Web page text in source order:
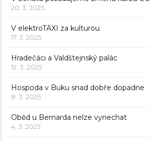
20. 3. 2025
V elektroTAXI za kulturou
17. 3. 2025
Hradečáci a Valdštejnský palác
12. 3. 2025
Hospoda v Buku snad dobře dopadne
8. 3. 2025
Oběd u Bernarda nelze vynechat
4. 3. 2025